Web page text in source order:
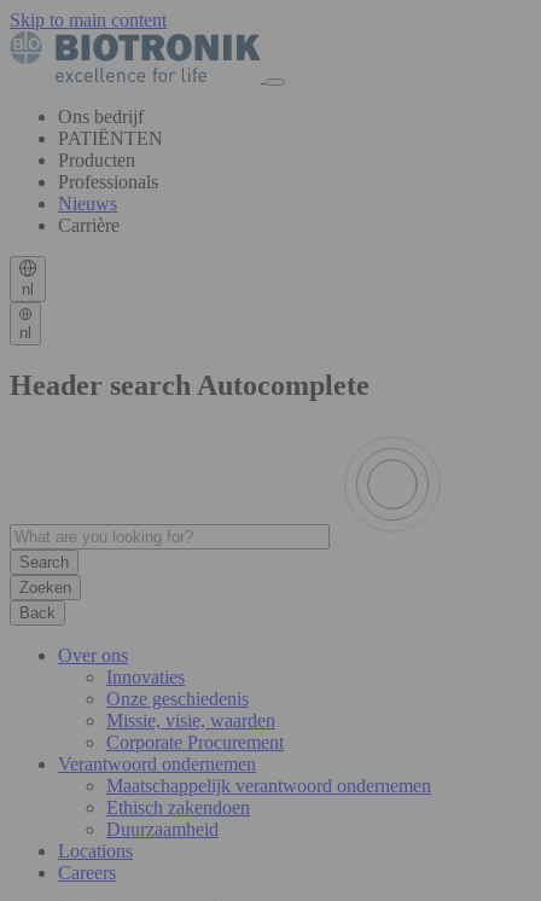
Skip to main content
Ons bedrijf
PATIËNTEN
Producten
Professionals
Nieuws
Carrière
nl
nl
Header search Autocomplete
Zoeken
Back
Over ons
Innovaties
Onze geschiedenis
Missie, visie, waarden
Corporate Procurement
Verantwoord ondernemen
Maatschappelijk verantwoord ondernemen
Ethisch zakendoen
Duurzaamheid
Locations
Careers